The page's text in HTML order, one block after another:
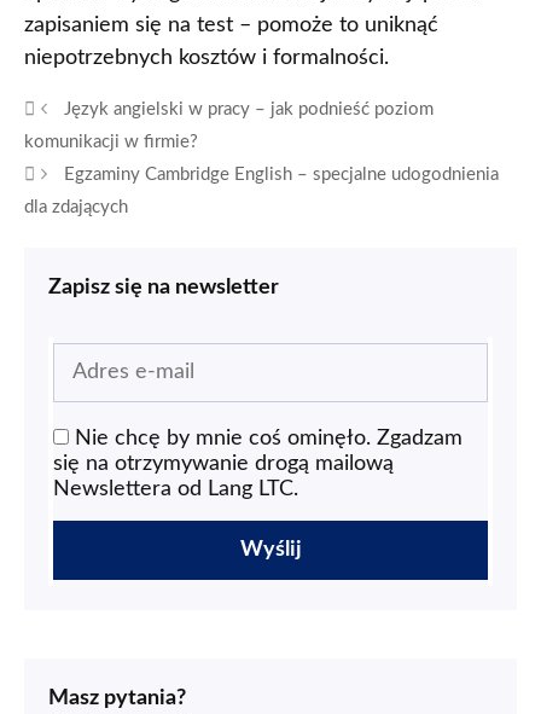
zapisaniem się na test – pomoże to uniknąć
niepotrzebnych kosztów i formalności.
Język angielski w pracy – jak podnieść poziom
komunikacji w firmie?
Egzaminy Cambridge English – specjalne udogodnienia
dla zdających
Zapisz się na newsletter
Nie chcę by mnie coś ominęło. Zgadzam
się na otrzymywanie drogą mailową
Newslettera od Lang LTC.
Masz pytania?